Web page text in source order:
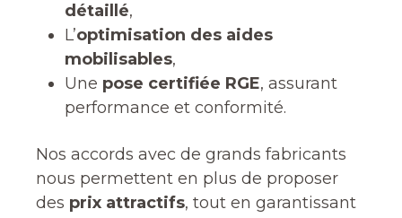
détaillé,
L’optimisation des aides
mobilisables,
Une pose certifiée RGE, assurant
performance et conformité.
Nos accords avec de grands fabricants
nous permettent en plus de proposer
des prix attractifs, tout en garantissant